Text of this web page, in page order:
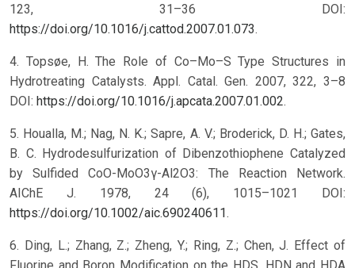
123, 31–36 DOI:
https://doi.org/10.1016/j.cattod.2007.01.073.
4. Topsøe, H. The Role of Co–Mo–S Type Structures in
Hydrotreating Catalysts. Appl. Catal. Gen. 2007, 322, 3–8
DOI: https://doi.org/10.1016/j.apcata.2007.01.002.
5. Houalla, M.; Nag, N. K.; Sapre, A. V.; Broderick, D. H.; Gates,
B. C. Hydrodesulfurization of Dibenzothiophene Catalyzed
by Sulfided CoO-MoO3γ-Al2O3: The Reaction Network.
AIChE J. 1978, 24 (6), 1015–1021 DOI:
https://doi.org/10.1002/aic.690240611.
6. Ding, L.; Zhang, Z.; Zheng, Y.; Ring, Z.; Chen, J. Effect of
Fluorine and Boron Modification on the HDS, HDN and HDA